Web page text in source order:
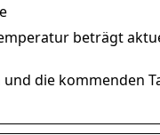
beträgt
die kommenden